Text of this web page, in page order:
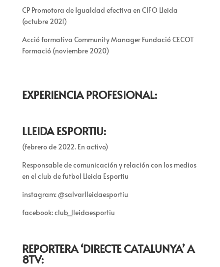
CP Promotora de Igualdad efectiva en CIFO Lleida
(octubre 2021)
Acció formativa Community Manager Fundació CECOT
Formació (noviembre 2020)
EXPERIENCIA PROFESIONAL:
LLEIDA ESPORTIU:
(febrero de 2022. En activo)
Responsable de comunicación y relación con los medios
en el club de futbol Lleida Esportiu
instagram: @salvarlleidaesportiu
facebook: club_lleidaesportiu
REPORTERA ‘DIRECTE CATALUNYA’ A
8TV: